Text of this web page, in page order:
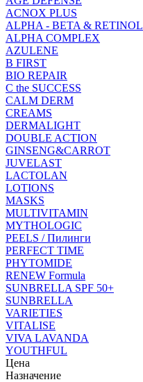
ACNOX PLUS
ALPHA - BETA & RETINOL
ALPHA COMPLEX
AZULENE
B FIRST
BIO REPAIR
C the SUCCESS
CALM DERM
CREAMS
DERMALIGHT
DOUBLE ACTION
GINSENG&CARROT
JUVELAST
LACTOLAN
LOTIONS
MASKS
MULTIVITAMIN
MYTHOLOGIC
PEELS / Пилинги
PERFECT TIME
PHYTOMIDE
RENEW Formula
SUNBRELLA SPF 50+
SUNBRELLA
VARIETIES
VITALISE
VIVA LAVANDA
YOUTHFUL
Цена
Назначение